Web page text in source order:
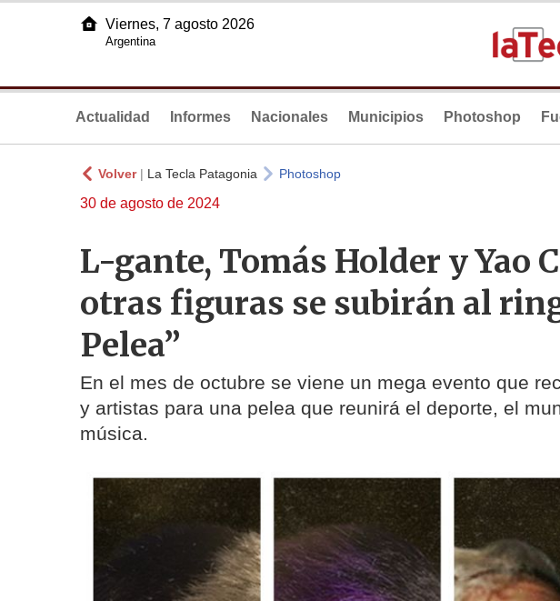
Viernes, 7 agosto 2026
Argentina
Actualidad Informes Nacionales Municipios Photoshop
Volver| La Tecla Patagonia Photoshop
30 de agosto de 2024
L-gante, Tomás Holder y Yao
otras figuras se subirán al
Pelea”
En el mes de octubre se viene un mega evento que
y artistas para una pelea que reunirá el deporte, el
música.